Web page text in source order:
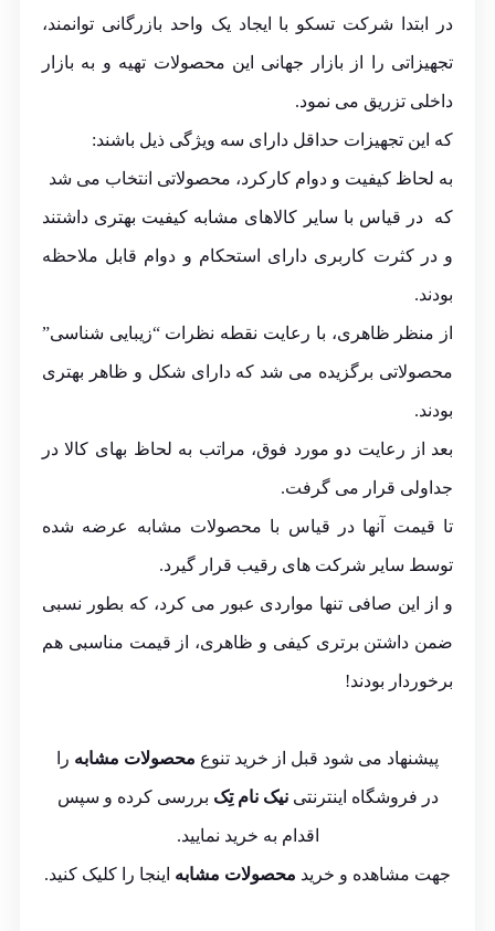
در ابتدا شرکت تسکو با ایجاد یک واحد بازرگانی توانمند،
تجهیزاتی را از بازار جهانی این محصولات تهیه و به بازار
داخلی تزریق می نمود.
که این تجهیزات حداقل دارای سه ویژگی ذیل باشند:
به لحاظ کیفیت و دوام کارکرد، محصولاتی انتخاب می شد
که در قیاس با سایر کالاهای مشابه کیفیت بهتری داشتند
و در کثرت کاربری دارای استحکام و دوام قابل ملاحظه
بودند.
از منظر ظاهری، با رعایت نقطه نظرات “زیبایی شناسی”
محصولاتی برگزیده می شد که دارای شکل و ظاهر بهتری
بودند.
بعد از رعایت دو مورد فوق، مراتب به لحاظ بهای کالا در
جداولی قرار می گرفت.
تا قیمت آنها در قیاس با محصولات مشابه عرضه شده
توسط سایر شرکت های رقیب قرار گیرد.
و از این صافی تنها مواردی عبور می کرد، که بطور نسبی
ضمن داشتن برتری کیفی و ظاهری، از قیمت مناسبی هم
برخوردار بودند!
پیشنهاد می شود قبل از خرید تنوع محصولات مشابه را
در فروشگاه اینترنتینیک نام تِک بررسی کرده و سپس
اقدام به خرید نمایید.
جهت مشاهده و خرید محصولات مشابه اینجا را کلیک کنید.